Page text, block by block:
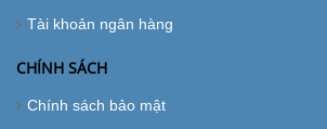
Tài khoản ngân hàng
CHÍNH SÁCH
Chính sách bảo mật